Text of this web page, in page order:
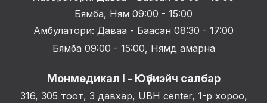
Бямба, Ням 09:00 - 15:00
Амбулатори: Даваа - Баасан 08:30 - 17:00
Бямба 09:00 - 15:00, Нямд амарна
Монмедикал I - Юүбиэйч салбар
316, 305 тоот, 3 давхар, UBH center, 1-р хороо,